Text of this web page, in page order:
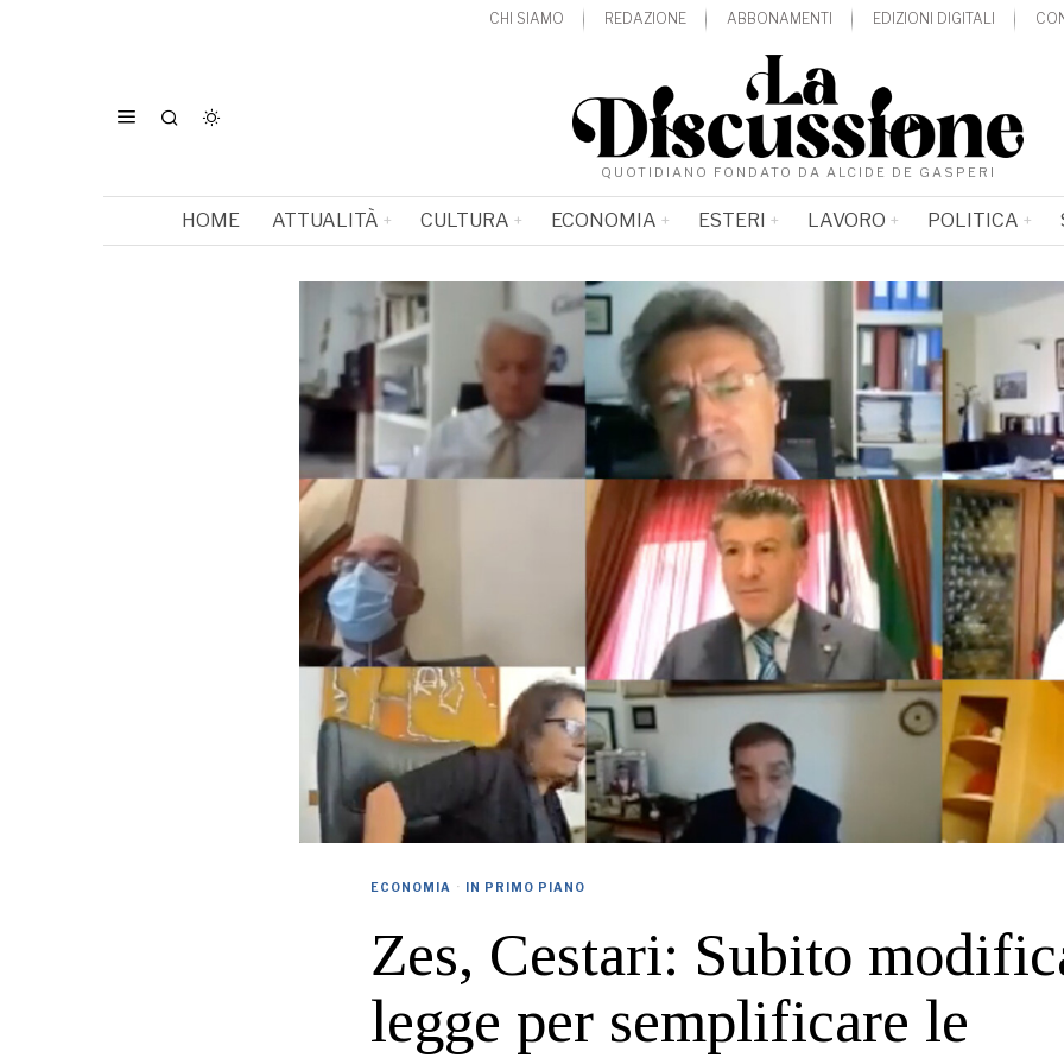
CHI SIAMO REDAZIONE ABBONAMENTI EDIZIONI DIGITALI
QUOTIDIANO FONDATO DA ALCIDE DE GASPERI
HOME ATTUALITÀ CULTURA ECONOMIA ESTERI LAVORO POLITICA
ECONOMIA · IN PRIMO PIANO
Zes, Cestari: Subito
legge per semplificare le